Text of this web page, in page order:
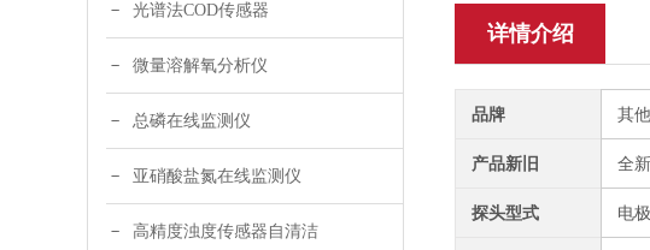
光谱法COD传感器
微量溶解氧分析仪
总磷在线监测仪
亚硝酸盐氮在线监测仪
高精度浊度传感器自清洁
详情介绍
品牌 其
产品新旧 全新
探头型式 电极